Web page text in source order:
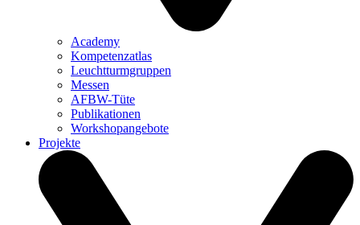
Academy
Kompetenzatlas
Leuchtturm­gruppen
Messen
AFBW-Tüte
Publikationen
Workshopangebote
Projekte